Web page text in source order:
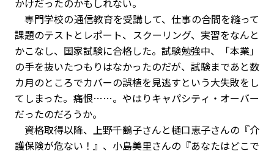
かけだったのかもしれない。
専門学校の通信教育を受講して、仕事の合間を縫って
課題のテストとレポート、スクーリング、実習をなんと
かこなし、国家試験に合格した。試験勉強中、「本業」
の手を抜いたつもりはなかったのだが、試験まであと数
カ月のところでカバーの誤植を見逃すという大失敗をし
てしまった。痛恨……。やはりキャパシティ・オーバー
だったのだろうか。
資格取得以降、上野千鶴子さんと樋口恵子さんの『介
護保険が危ない！』、小島美里さんの『あなたはどこで